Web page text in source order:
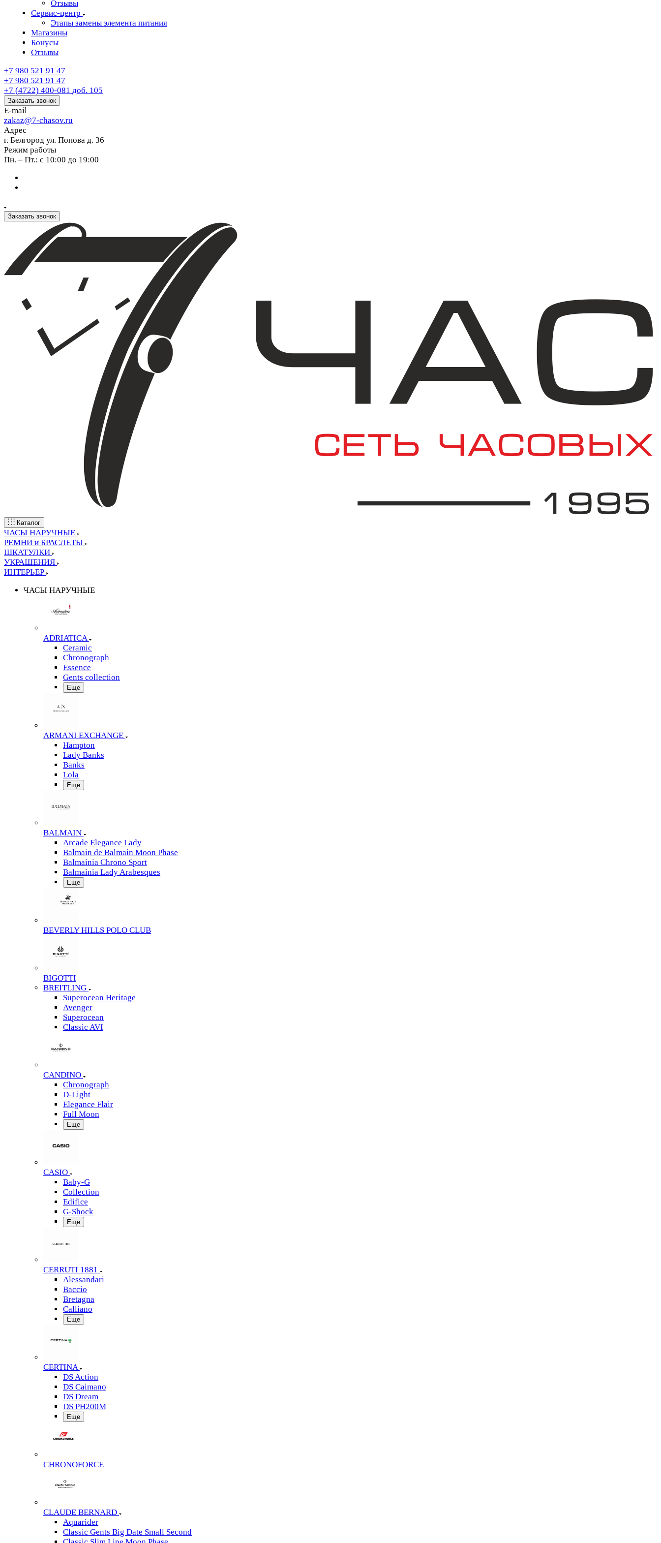
Отзывы
Сервис-центр
Этапы замены элемента питания
Магазины
Бонусы
Отзывы
+7 980 521 91 47
+7 980 521 91 47
+7 (4722) 400-081 доб. 105
Заказать звонок
E-mail
zakaz@7-chasov.ru
Адрес
г. Белгород ул. Попова д. 36
Режим работы
Пн. – Пт.: с 10:00 до 19:00
Заказать звонок
Каталог
ЧАСЫ НАРУЧНЫЕ
РЕМНИ и БРАСЛЕТЫ
ШКАТУЛКИ
УКРАШЕНИЯ
ИНТЕРЬЕР
ЧАСЫ НАРУЧНЫЕ
ADRIATICA
Ceramic
Chronograph
Essence
Gents collection
Еще
ARMANI EXCHANGE
Hampton
Lady Banks
Banks
Lola
Еще
BALMAIN
Arcade Elegance Lady
Balmain de Balmain Moon Phase
Balmainia Chrono Sport
Balmainia Lady Arabesques
Еще
BEVERLY HILLS POLO CLUB
BIGOTTI
BREITLING
Superocean Heritage
Avenger
Superocean
Classic AVI
CANDINO
Chronograph
D-Light
Elegance Flair
Full Moon
Еще
CASIO
Baby-G
Collection
Edifice
G-Shock
Еще
CERRUTI 1881
Alessandari
Baccio
Bretagna
Calliano
Еще
CERTINA
DS Action
DS Caimano
DS Dream
DS PH200M
Еще
CHRONOFORCE
CLAUDE BERNARD
Aquarider
Classic Gents Big Date Small Second